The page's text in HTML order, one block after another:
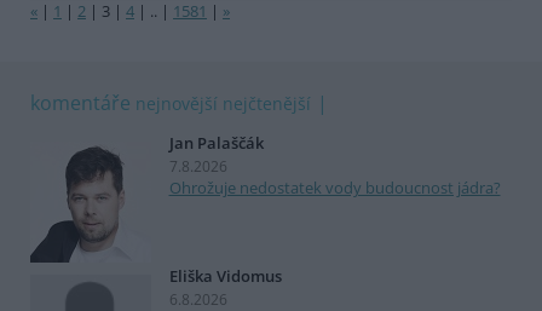
« | 1 | 2 | 3 | 4 | .. | 1581 | »
komentáře nejnovější nejčtenější
Jan Palaščák
7.8.2026
Ohrožuje nedostatek vody budoucnost jádra?
Eliška Vidomus
6.8.2026